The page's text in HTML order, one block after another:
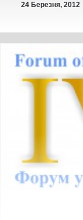
24 Березня, 2012